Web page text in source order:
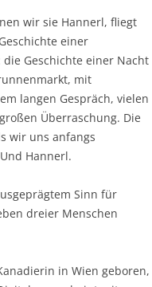
wir sie Hannerl, fliegt
einer
Geschichte einer Nacht
mit
langen Gespräch, vielen
Überraschung. Die
wir uns anfangs
Hannerl.
Sinn für
dreier Menschen
in Wien geboren,